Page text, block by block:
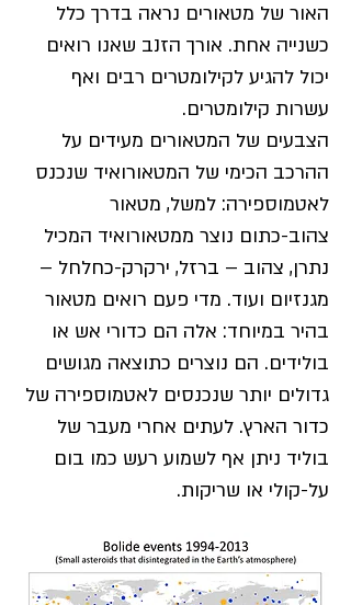
האור של מטאורים נראה בדרך כלל
כשנייה אחת. אורך הזנב שאנו רואים
יכול להגיע לקילומטרים רבים ואף
עשרות קילומטרים.
הצבעים של המטאורים מעידים על
ההרכב הכימי של המטאורואיד שנכנס
לאטמוספירה: למשל, מטאור
צהוב-כתום נוצר ממטאורואיד המכיל
נתרן, צהוב – ברזל, ירקרק-כחלחל –
מגנזיום ועוד. מדי פעם רואים מטאור
בהיר במיוחד: אלה הם כדורי אש או
בולידים. הם נוצרים כתוצאה מגושים
גדולים יותר שנכנסים לאטמוספירה של
כדור הארץ. לעתים אחרי מעבר של
בוליד ניתן אף לשמוע רעש כמו בום
על-קולי או שריקות.